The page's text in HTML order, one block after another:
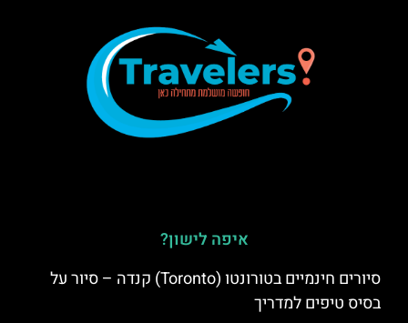
איפה לישון?
סיורים חינמיים בטורונטו (Toronto) קנדה – סיור על
בסיס טיפים למדריך